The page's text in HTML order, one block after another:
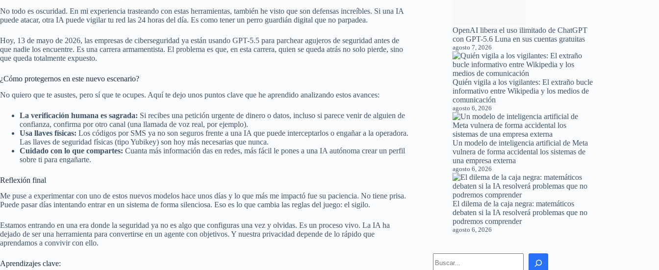
No todo es oscuridad. En mi experiencia trasteando con estas herramientas, también he visto que son defensas increíbles. Si una IA
puede atacar, otra IA puede vigilar tu red las 24 horas del día. Es como tener un perro guardián digital que no parpadea.
Hoy, 13 de mayo de 2026, las empresas de ciberseguridad ya están usando GPT-5.5 para parchear agujeros de seguridad antes de
que nadie los encuentre. Es una carrera armamentista. El problema es que, en esta carrera, quien se queda atrás no solo pierde, sino
que queda totalmente expuesto.
¿Cómo protegernos en este nuevo escenario?
No quiero que te asustes, pero sí que te ocupes. Aquí te dejo unos puntos clave que he aprendido analizando estos avances:
La verificación humana es sagrada: Si recibes una petición urgente de dinero o datos, incluso si parece venir de alguien de
confianza, confirma por otro canal (una llamada de voz real, por ejemplo).
Usa llaves físicas: Los códigos por SMS ya no son seguros frente a una IA que puede interceptarlos o engañar a la operadora.
Las llaves de seguridad físicas (tipo Yubikey) son hoy más necesarias que nunca.
Cuidado con lo que compartes: Cuanta más información das en redes, más fácil le pones a una IA autónoma crear un perfil
sobre ti para engañarte.
Reflexión final
Me puse a experimentar con uno de estos nuevos modelos hace unos días y lo que más me impactó fue su paciencia. No tiene prisa.
Puede pasar días intentando entrar en un sistema de forma silenciosa. Eso es lo que cambia las reglas del juego: el sigilo.
Estamos entrando en una era donde la seguridad ya no es algo que configuras una vez y olvidas. Es un proceso vivo. La IA ha
dejado de ser una herramienta para convertirse en un agente con objetivos. Y nuestra privacidad depende de lo rápido que
aprendamos a convivir con ello.
Aprendizajes clave:
Quién vigila a los vigilantes: El extraño bucle
informativo entre Wikipedia y los medios de
comunicación
agosto 6, 2026
Un modelo de inteligencia artificial de Meta
vulnera de forma accidental los sistemas de
una empresa externa
agosto 6, 2026
El dilema de la caja negra: matemáticos
debaten si la IA resolverá problemas que no
podremos comprender
agosto 6, 2026
Search